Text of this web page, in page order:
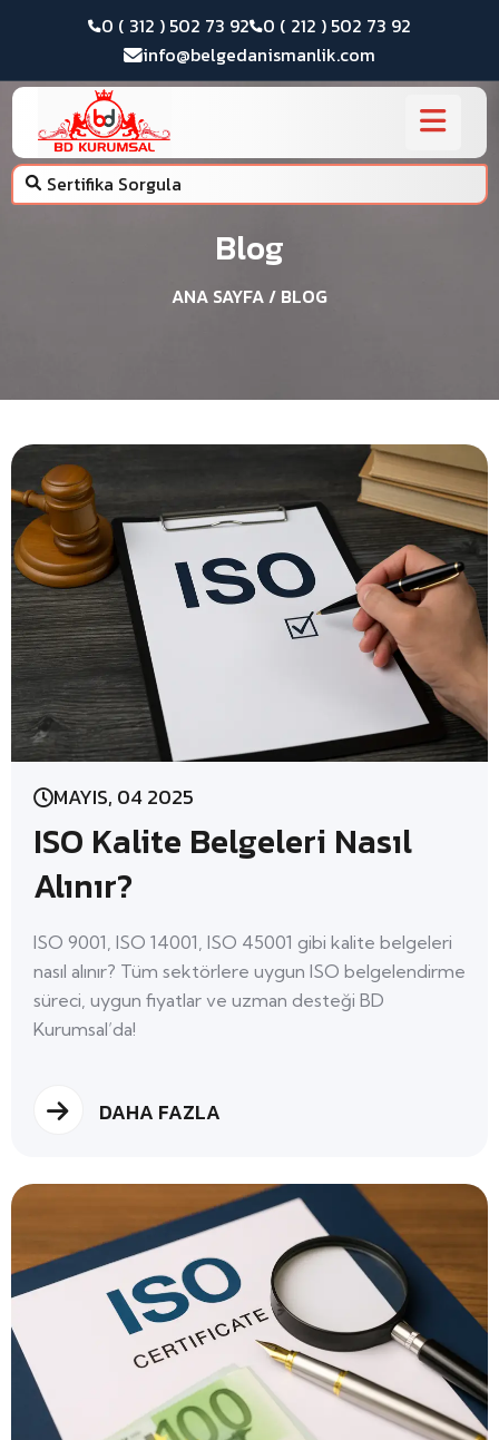
0 ( 312 ) 502 73 92 0 ( 212 ) 502 73 92
info@belgedanismanlik.com
Sertifika Sorgula
Blog
ANA SAYFA/ BLOG
MAYIS, 04 2025
ISO Kalite Belgeleri Nasıl
Alınır?
ISO 9001, ISO 14001, ISO 45001 gibi kalite belgeleri
nasıl alınır? Tüm sektörlere uygun ISO belgelendirme
süreci, uygun fiyatlar ve uzman desteği BD
Kurumsal’da!
DAHA FAZLA